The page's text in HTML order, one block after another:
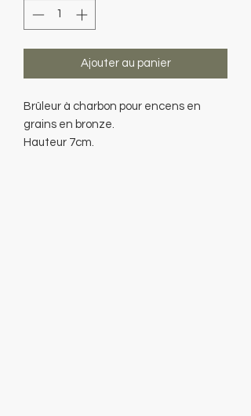
Ajouter au panier
Brûleur à charbon pour encens en
grains en bronze.
Hauteur 7cm.